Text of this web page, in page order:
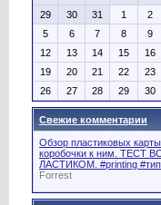
29
30 31 1 2
5
6 7 8 9
12
13 14 15 16
19
20 21 22 23
26
27 28 29 30
Свежие комментарии
Обзор пластиковых
коробочки к ним. ТЕСТ
ЛАСТИКОМ. #printing
Forrest